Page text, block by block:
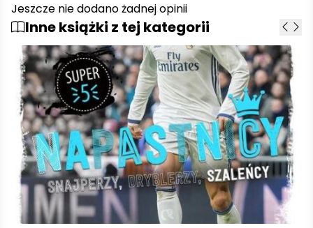
Jeszcze nie dodano żadnej opinii
Inne książki z tej kategorii